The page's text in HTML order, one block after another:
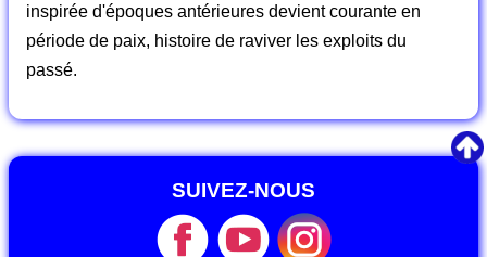
inspirée d'époques antérieures devient courante en
période de paix, histoire de raviver les exploits du
passé.
SUIVEZ-NOUS